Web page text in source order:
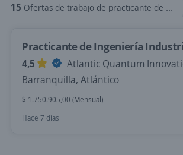
15 Ofertas de trabajo de practicante de ingenieria industrial en Atlántico
Practicante de Ingeniería
4,5
Atlantic Quantum
Barranquilla, Atlántico
$ 1.750.905,00 (Mensual)
Hace 7 días